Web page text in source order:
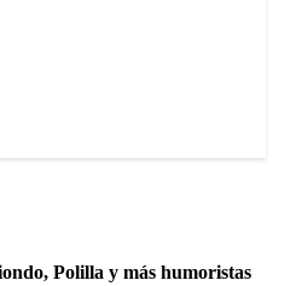
Polilla y más humoristas